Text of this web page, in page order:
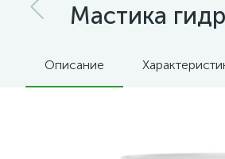
Мастика
Описание